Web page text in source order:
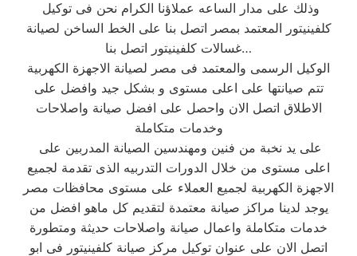
كلفينيتور المعتمد بمصر اتصل بنا على الخط الساخن لصيانة
غسالات كلفينيتور اتصل بنا…
الوكيل الرسمى والمعتمد فى مصر لصيانة الاجهزة الكهربية
تتم صيانتها على اعلى مستوى و بشكل جيد وافضل على
الاطلاق اتصل الان واحصل على افضل صيانة واصلاحات
وخدمات متكاملة
اعلى مستوى من خلال الدورات التدربيه الذى تقدمة لجميع
الاجهزة الكهربية لجميع العملاء على مستوى محافظات مصر
يوجد لدينا مراكز صيانة معتمدة لتقديم كل ماهو افضل من
خدمات متكاملة واعمال صيانة واصلاحات حديثة ومتطورة
اتصل الان على عنوان توكيل مركز صيانة كلفينيتور فى ابو